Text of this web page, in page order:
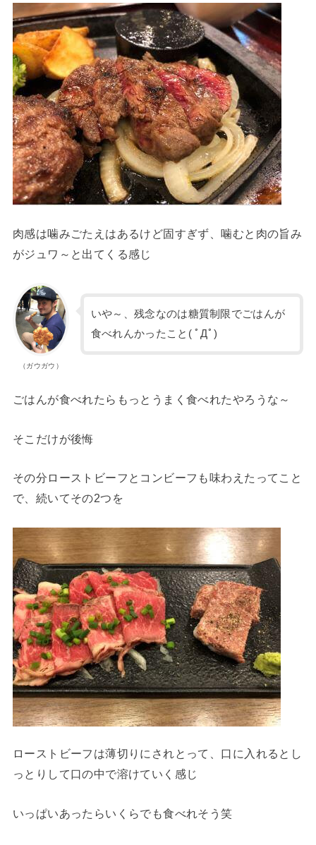
肉感は噛みごたえはあるけど固すぎず、噛むと肉の旨み
がジュワ～と出てくる感じ
（ガウガウ）
いや～、残念なのは糖質制限でごはんが
食べれんかったこと( ﾟДﾟ)
ごはんが食べれたらもっとうまく食べれたやろうな～
そこだけが後悔
その分ローストビーフとコンビーフも味わえたってこと
で、続いてその2つを
ローストビーフは薄切りにされとって、口に入れるとし
っとりして口の中で溶けていく感じ
いっぱいあったらいくらでも食べれそう笑